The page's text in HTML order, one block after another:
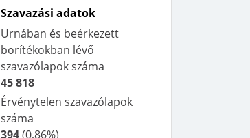
Szavazási adatok
Urnában és beérkezett
borítékokban lévő
szavazólapok száma
45 818
Érvénytelen szavazólapok
száma
394 (0,86%)